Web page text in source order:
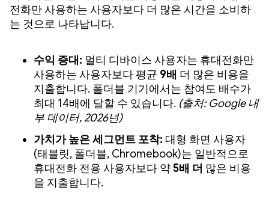
전화만 사용하는 사용자보다 더 많은 시간을 소비하
는 것으로 나타납니다.
수익 증대: 멀티 디바이스 사용자는 휴대전화만
사용하는 사용자보다 평균 9배 더 많은 비용을
지출합니다. 폴더블 기기에서는 참여도 배수가
최대 14배에 달할 수 있습니다. (출처: Google 내
부 데이터, 2026년)
가치가 높은 세그먼트 포착: 대형 화면 사용자
(태블릿, 폴더블, Chromebook)는 일반적으로
휴대전화 전용 사용자보다 약5배 더 많은 비용
을 지출합니다.